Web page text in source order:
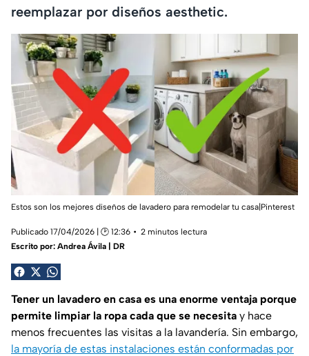
reemplazar por diseños aesthetic.
Estos son los mejores diseños de lavadero para remodelar tu casa|Pinterest
Publicado 17/04/2026 | 🕑 12:36
2 minutos lectura
Escrito por: Andrea Ávila | DR
Tener un lavadero en casa es una enorme ventaja porque
permite limpiar la ropa cada que se necesita y hace
menos frecuentes las visitas a la lavandería. Sin embargo,
la mayoría de estas instalaciones están conformadas por